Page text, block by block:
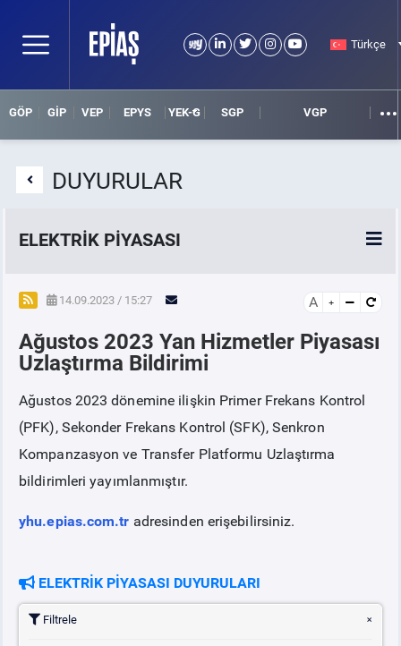
Türkçe
GÖP GİP VEP EPYS YEK-G SGP VGP
DUYURULAR
ELEKTRİK PİYASASI
SPOT ELEKTRİK PİYASALARI
ÖRNEK FİNANS BELGELERİ
VADELİ ELEKTRİK PİYASASI
PİYASAKAYITSÜRECİ
TEMİNAT
14.09.2023 / 15:27 A
Ağustos 2023 Yan Hizmetler Piyasası
Uzlaştırma Bildirimi
Ağustos 2023 dönemine ilişkin Primer Frekans Kontrol
(PFK), Sekonder Frekans Kontrol (SFK), Senkron
Kompanzasyon ve Transfer Platformu Uzlaştırma
bildirimleri yayımlanmıştır.
yhu.epias.com.tr adresinden erişebilirsiniz.
ELEKTRİK PİYASASI DUYURULARI
Filtrele